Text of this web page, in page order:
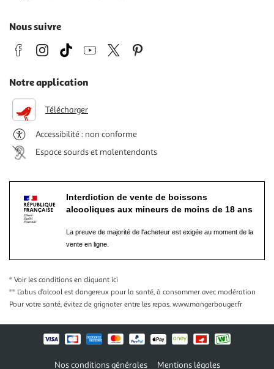
Nous suivre
Notre application
Télécharger
Accessibilité : non conforme
Espace sourds et malentendants
Interdiction de vente de boissons
alcooliques aux mineurs de moins de 18 ans
La preuve de majorité de l'acheteur est exigée au moment de la
vente en ligne.
* Voir les conditions en cliquant ici
** L’abus d’alcool est dangereux pour la santé, à consommer avec modération
Pour votre santé, évitez de grignoter entre les repas. www.mangerbouger.fr
Nos conditions générales Mentions légales